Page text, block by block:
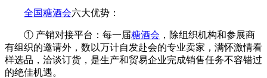
全国糖酒会六大优势：
① 产销对接平台：每一届糖酒会 ，除组织机构和参展商
有组织的邀请外，数以万计自发赴会的专业卖家，满怀激情看
样选品，洽谈订货，是生产和贸易企业完成销售任务不容错过
的绝佳机遇。